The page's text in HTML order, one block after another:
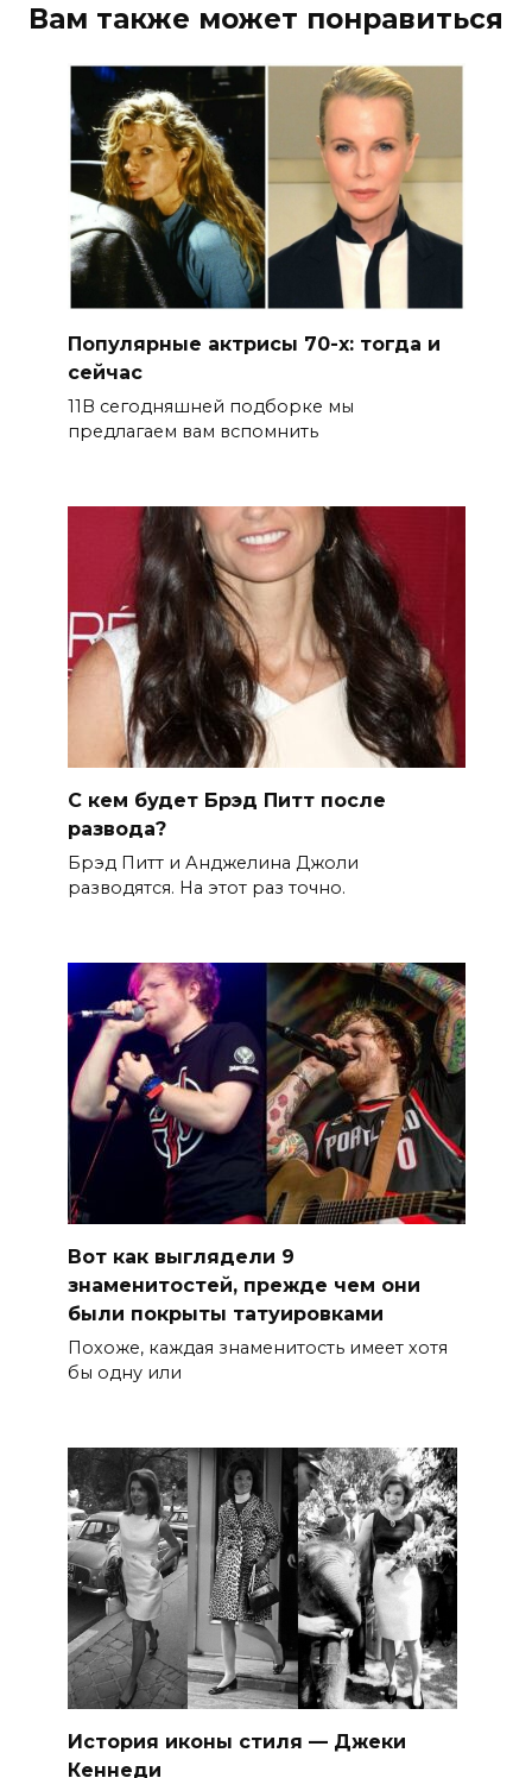
Вам также может понравиться
Популярные актрисы 70-х: тогда и
сейчас
11В сегодняшней подборке мы
предлагаем вам вспомнить
С кем будет Брэд Питт после
развода?
Брэд Питт и Анджелина Джоли
разводятся. На этот раз точно.
Вот как выглядели 9
знаменитостей, прежде чем они
были покрыты татуировками
Похоже, каждая знаменитость имеет хотя
бы одну или
История иконы стиля — Джеки
Кеннеди